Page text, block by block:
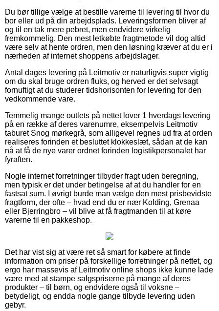
Du bør tillige vælge at bestille varerne til levering til hvor du
bor eller ud på din arbejdsplads. Leveringsformen bliver af
og til en tak mere pebret, men endvidere virkelig
fremkommelig. Den mest letkøbte fragtmetode vil dog altid
være selv at hente ordren, men den løsning kræver at du er i
nærheden af internet shoppens arbejdslager.
Antal dages levering på Leitmotiv er naturligvis super vigtig
om du skal bruge ordren fluks, og herved er det selvsagt
fornuftigt at du studerer tidshorisonten for levering for den
vedkommende vare.
Temmelig mange outlets på nettet lover 1 hverdags levering
på en række af deres varenumre, eksempelvis Leitmotiv
taburet Snog mørkegrå, som alligevel regnes ud fra at orden
realiseres forinden et besluttet klokkeslæt, sådan at de kan
nå at få de nye varer ordnet forinden logistikpersonalet har
fyraften.
Nogle internet forretninger tilbyder fragt uden beregning,
men typisk er det under betingelse af at du handler for en
fastsat sum. I øvrigt burde man vælge den mest prisbevidste
fragtform, der ofte – hvad end du er nær Kolding, Grenaa
eller Bjerringbro – vil blive at få fragtmanden til at køre
varerne til en pakkeshop.
Det har vist sig at være ret så smart for købere at finde
information om priser på forskellige forretninger på nettet, og
ergo har massevis af Leitmotiv online shops ikke kunne lade
være med at stampe salgspriserne på mange af deres
produkter – til børn, og endvidere også til voksne –
betydeligt, og endda nogle gange tilbyde levering uden
gebyr.